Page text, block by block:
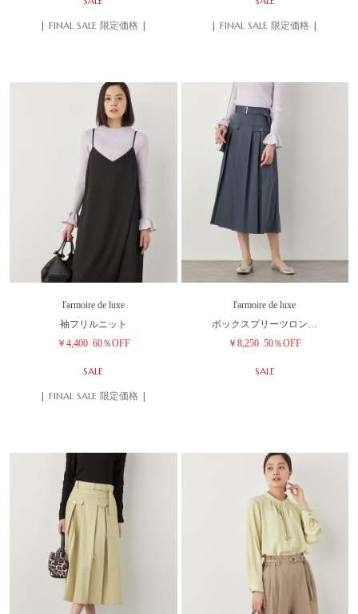
| FINAL SALE 限定価格 | | FINAL SALE 限定価格 |
l'armoire de luxe
袖フリルニット
￥4,400 60％OFF
SALE
| FINAL SALE 限定価格 |
l'armoire de luxe
ボックスプリーツロン…
￥8,250 50％OFF
SALE